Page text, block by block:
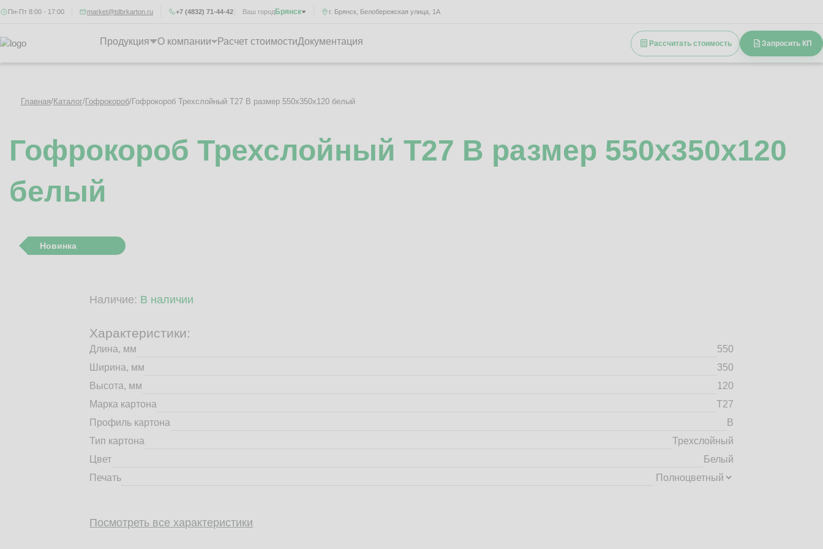
г. Брянск, Белобережская улица, 1А
Пн-Пт 8:00 - 17:00 market@tdbrkarton.ru Ваш городБрянск
+7 (4832) 71-44-42
Продукция О компании Расчет стоимостиДокументация Рассчитать стоимость Запросить КП
Главная/Каталог/Гофрокороб/Гофрокороб Трехслойный Т27 B размер 550x350x120 белый
Гофрокороб Трехслойный Т27 B размер 550x350x120
белый
Новинка
Наличие: В наличии
Характеристики:
Длина, мм
550
Ширина, мм
350
Высота, мм
120
Марка картона
Т27
Профиль картона
B
Тип картона
Трехслойный
Цвет
Белый
Печать
Посмотреть все характеристики